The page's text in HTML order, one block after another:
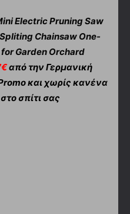
Electric Pruning Saw
Chainsaw One-
Garden Orchard
από την Γερμανική
και χωρίς κανένα
σπίτι σας